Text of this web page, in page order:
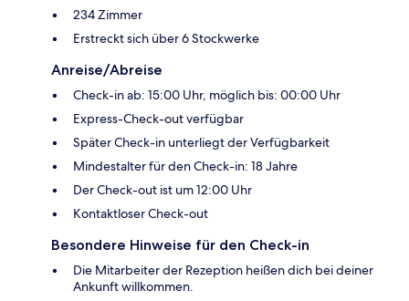
234 Zimmer
Erstreckt sich über 6 Stockwerke
Anreise/Abreise
Check-in ab: 15:00 Uhr, möglich bis: 00:00 Uhr
Express-Check-out verfügbar
Später Check-in unterliegt der Verfügbarkeit
Mindestalter für den Check-in: 18 Jahre
Der Check-out ist um 12:00 Uhr
Kontaktloser Check-out
Besondere Hinweise für den Check-in
Die Mitarbeiter der Rezeption heißen dich bei deiner
Ankunft willkommen.